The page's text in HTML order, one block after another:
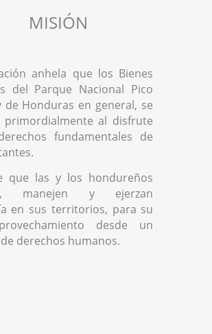
MISIÓN
anhela que los Bienes
del Parque Nacional Pico
de Honduras en general, se
primordialmente al disfrute
fundamentales de
que las y los hondureños
manejen y ejerzan
en sus territorios, para su
desde un
derechos humanos.